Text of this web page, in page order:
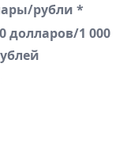
рубли *
долларов/1 000